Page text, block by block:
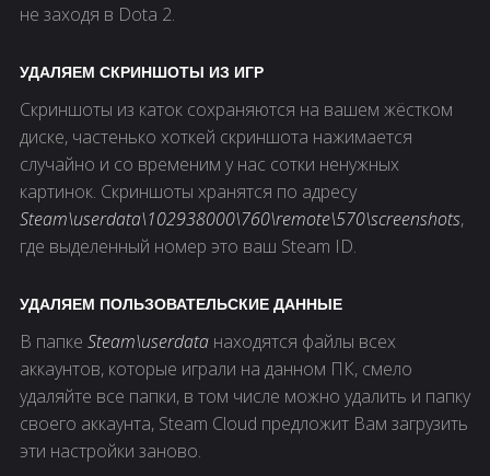
не заходя в Dota 2.
УДАЛЯЕМ СКРИНШОТЫ ИЗ ИГР
Скриншоты из каток сохраняются на вашем жёстком
диске, частенько хоткей скриншота нажимается
случайно и со временим у нас сотки ненужных
картинок. Скриншоты хранятся по адресу
Steam\userdata\102938000\760\remote\570\screenshots,
где выделенный номер это ваш Steam ID.
УДАЛЯЕМ ПОЛЬЗОВАТЕЛЬСКИЕ ДАННЫЕ
В папке Steam\userdata находятся файлы всех
аккаунтов, которые играли на данном ПК, смело
удаляйте все папки, в том числе можно удалить и папку
своего аккаунта, Steam Cloud предложит Вам загрузить
эти настройки заново.